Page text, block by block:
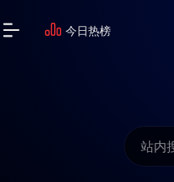
今日热榜